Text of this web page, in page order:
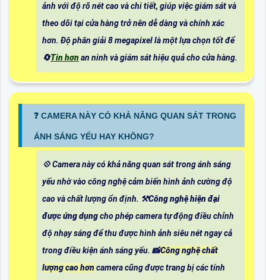
ảnh với độ rõ nét cao và chi tiết, giúp việc giám sát và
theo dõi tại cửa hàng trở nên dễ dàng và chính xác
hơn. Độ phân giải 8 megapixel là một lựa chọn tốt để
🔄Tin hơn an ninh và giám sát hiệu quả cho cửa hàng.
️❓ CAMERA NÀY CÓ KHẢ NĂNG QUAN SÁT TRONG
ÁNH SÁNG YẾU HAY KHÔNG?
💠 Camera này có khả năng quan sát trong ánh sáng
yếu nhờ vào công nghệ cảm biến hình ảnh cường độ
cao và chất lượng ổn định. ⚒Công nghệ hiện đại
được ứng dụngcho phép camera tự động điều chỉnh
độ nhạy sáng để thu được hình ảnh siêu nét ngay cả
trong điều kiện ánh sáng yếu. 📸Công nghệ chất
lượng cao hơn camera cũng được trang bị các tính